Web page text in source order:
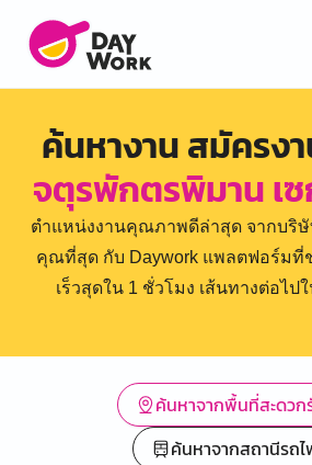
ค้นหางาน สมัครง
จตุรพักตรพิมาน เซ
ตำแหน่งงานคุณภาพดีล่าสุด จากบริ
คุณที่สุด กับ Daywork แพลตฟอร์มที่
เร็วสุดใน 1 ชั่วโมง เส้นทางต่อไ
ค้นหาจากพื้นที่สะดวก
ค้นหาจากสถานีรถ